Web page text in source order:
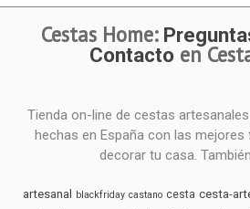
Cestas Home:
Contacto en
Tienda on-line de cestas
hechas en España con las
decorar tu casa.
artesanal blackfriday castano cesta cesta-